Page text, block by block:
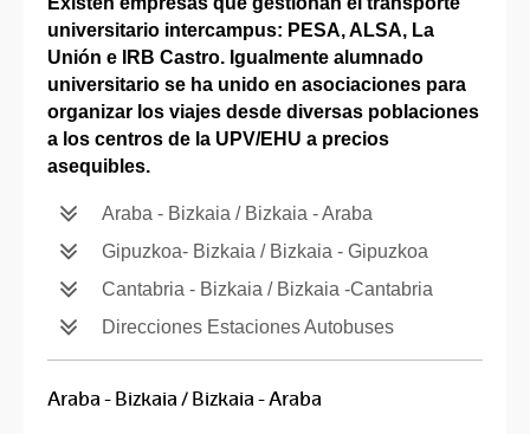
universitario intercampus: PESA, ALSA, La
Unión e IRB Castro. Igualmente alumnado
universitario se ha unido en asociaciones para
organizar los viajes desde diversas poblaciones
a los centros de la UPV/EHU a precios
asequibles.
Araba - Bizkaia / Bizkaia - Araba
Gipuzkoa- Bizkaia / Bizkaia - Gipuzkoa
Cantabria - Bizkaia / Bizkaia -Cantabria
Direcciones Estaciones Autobuses
Araba - Bizkaia / Bizkaia - Araba